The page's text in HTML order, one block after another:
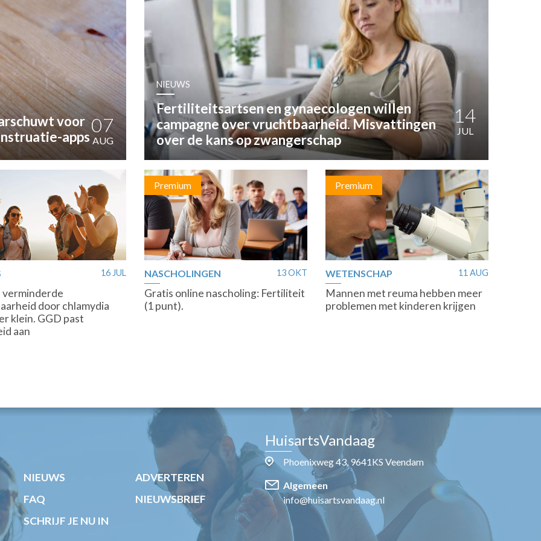
voor
apps
07
AUG
NIEUWS
Fertiliteitsartsen en gynaecologen willen
campagne over vruchtbaarheid. Misvattingen
over de kans op zwangerschap
14
JUL
16 JUL
verminderde
door chlamydia
klein. GGD past
aan
Premium
NASCHOLINGEN 13 OKT
Gratis online nascholing: Fertiliteit
(1 punt).
Premium
WETENSCHAP 11 AUG
Mannen met reuma hebben meer
problemen met kinderen krijgen
NIEUWS
ADVERTEREN
FAQ
NIEUWSBRIEF
SCHRIJF JE NU IN
HuisartsVandaag
Phoenixweg 43, 9641KS Veendam
Algemeen
info@huisartsvandaag.nl